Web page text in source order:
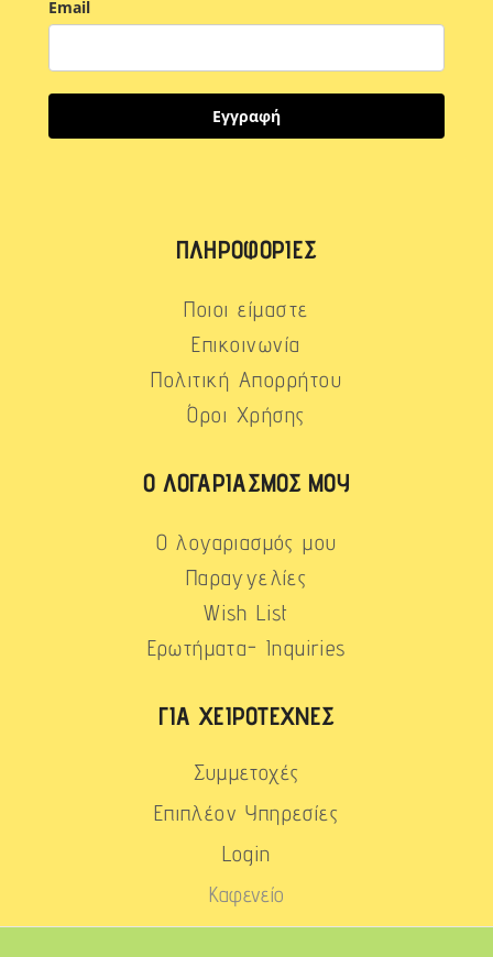
Email
Εγγραφή
ΠΛΗΡΟΦΟΡΊΕΣ
Ποιοι είμαστε
Επικοινωνία
Πολιτική Απορρήτου
Όροι Χρήσης
Ο ΛΟΓΑΡΙΑΣΜΌΣ ΜΟΥ
Ο λογαριασμός μου
Παραγγελίες
Wish List
Ερωτήματα- Inquiries
ΓΙΑ ΧΕΙΡΟΤΈΧΝΕΣ
Συμμετοχές
Επιπλέον Υπηρεσίες
Login
Καφενείο